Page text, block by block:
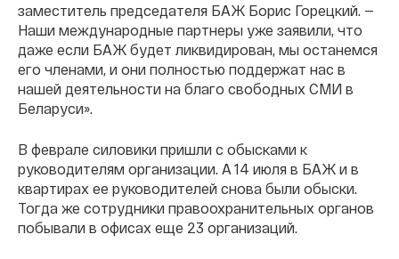
заместитель председателя БАЖ Борис Горецкий. —
Наши международные партнеры уже заявили, что
даже если БАЖ будет ликвидирован, мы останемся
его членами, и они полностью поддержат нас в
нашей деятельности на благо свободных СМИ в
Беларуси».
В феврале силовики пришли с обысками к
руководителям организации. А 14 июля в БАЖ и в
квартирах ее руководителей снова были обыски.
Тогда же сотрудники правоохранительных органов
побывали в офисах еще 23 организаций.